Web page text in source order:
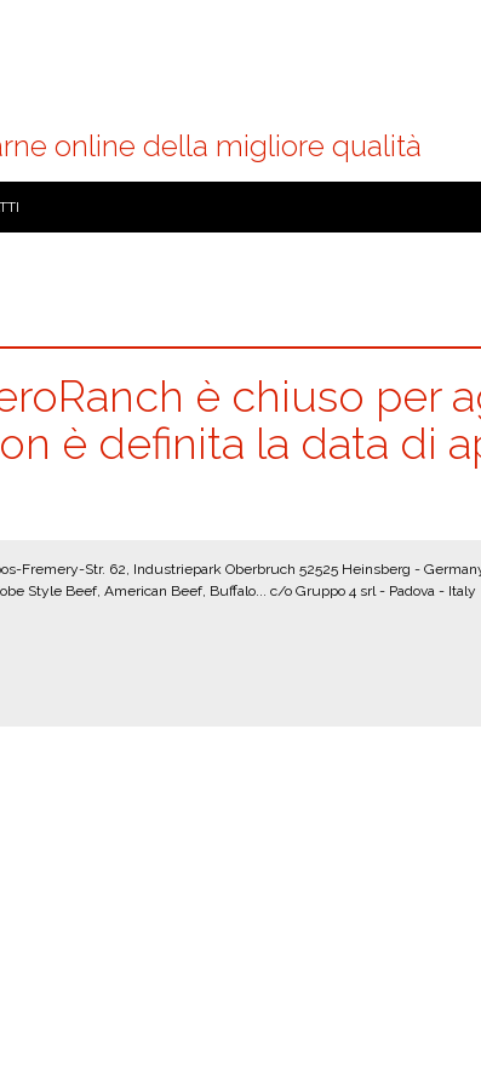
online della migliore qualità
è chiuso per
è definita la data di
Fremery-Str. 62, Industriepark Oberbruch 52525 Heinsberg -
Style Beef, American Beef, Buffalo... c/o Gruppo 4 srl - Padova - Italy